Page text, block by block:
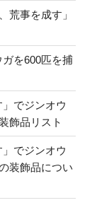
荒事を成す」
ガを600匹を捕
でジンオウ
飾品リスト
でジンオウ
装飾品につい